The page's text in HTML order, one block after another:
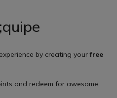
by creating yourfree
and redeem for awesome